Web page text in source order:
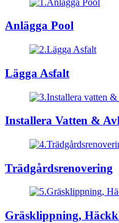
Anlägga Pool
Lägga Asfalt
Installera Vatten &
Trädgårdsrenovering
Gräsklippning,